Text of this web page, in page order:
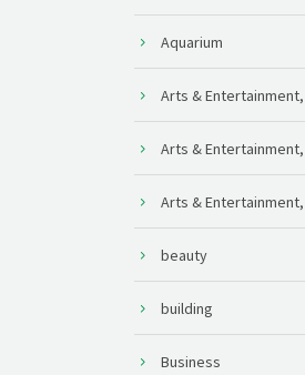
Aquarium
Arts &
Arts &
Arts &
beauty
building
Business